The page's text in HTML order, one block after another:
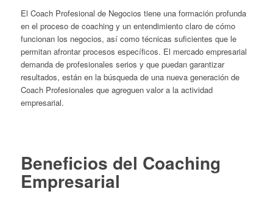
El Coach Profesional de Negocios tiene una formación profunda
en el proceso de coaching y un entendimiento claro de cómo
funcionan los negocios, así como técnicas suficientes que le
permitan afrontar procesos específicos. El mercado empresarial
demanda de profesionales serios y que puedan garantizar
resultados, están en la búsqueda de una nueva generación de
Coach Profesionales que agreguen valor a la actividad
empresarial.
Beneficios del Coaching
Empresarial